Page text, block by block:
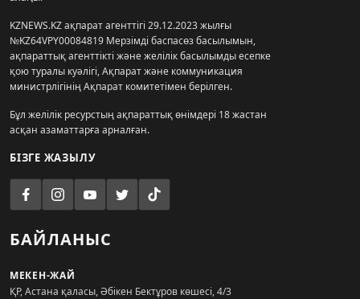
KZNEWS.KZ ақпарат агенттігі 29.12.2023 жылғы
№KZ64VPY00084819 Мерзімді баспасөз басылымын,
ақпараттық агенттікті және желілік басылымды есепке
қою туралы куәлігі, Ақпарат және коммуникация
министрлігінің Ақпарат комитетімен берілген.
Бұл желілік ресурстың ақпараттық өнімдері 18 жастан
асқан азаматтарға арналған.
БІЗГЕ ЖАЗЫЛУ
БАЙЛАНЫС
МЕКЕН-ЖАЙ
ҚР, Астана қаласы, Әбікен Бектұров көшесі, 4/3